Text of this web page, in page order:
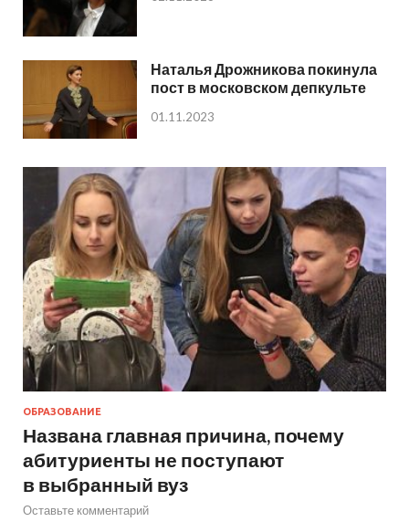
Наталья Дрожникова покинула
пост в московском депкульте
01.11.2023
ОБРАЗОВАНИЕ
Названа главная причина, почему
абитуриенты не поступают
в выбранный вуз
Оставьте комментарий